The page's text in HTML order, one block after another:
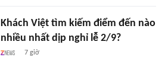
Khách Việt tìm kiếm điểm đến nào
nhiều nhất dịp nghỉ lễ 2/9?
7 giờ